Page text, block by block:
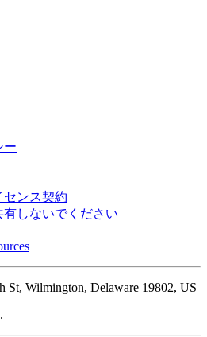
ー
センス契約
しないでください
St, Wilmington, Delaware 19802, US